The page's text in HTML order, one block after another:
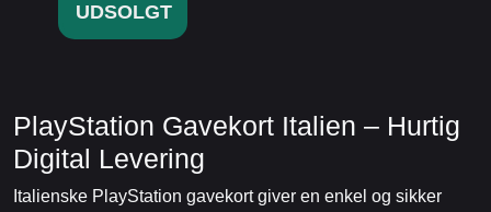
UDSOLGT
PlayStation Gavekort Italien – Hurtig
Digital Levering
Italienske PlayStation gavekort giver en enkel og sikker